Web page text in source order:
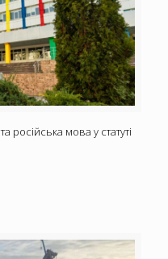
російська мова у статуті